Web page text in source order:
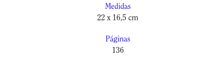
Medidas
22 x 16,5 cm
Páginas
136